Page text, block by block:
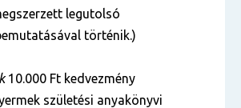
legutolsó
történik.)
10.000 Ft kedvezmény
születési anyakönyvi